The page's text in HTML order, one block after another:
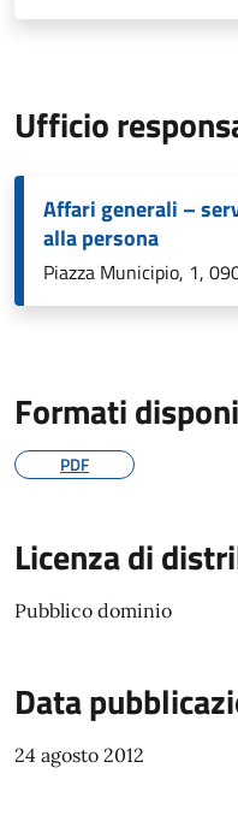
Ufficio
Affari generali –
alla persona
Piazza Municipio, 1,
Formati
PDF
Licenza di
Pubblico dominio
Data
24 agosto 2012